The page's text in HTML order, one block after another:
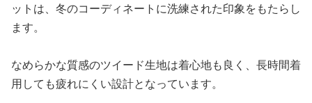
ットは、冬のコーディネートに洗練された印象をもたらし
ます。
なめらかな質感のツイード生地は着心地も良く、長時間着
用しても疲れにくい設計となっています。